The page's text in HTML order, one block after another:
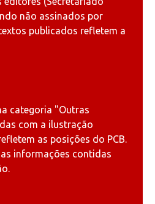
não assinados por
publicados refletem a
categoria "Outras
com a ilustração
as posições do PCB.
informações contidas